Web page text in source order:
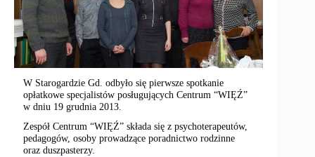
W Starogardzie Gd. odbyło się pierwsze spotkanie
opłatkowe specjalistów posługujących Centrum “WIĘŹ”
w dniu 19 grudnia 2013.
Zespół Centrum “WIĘŹ” składa się z psychoterapeutów,
pedagogów, osoby prowadzące poradnictwo rodzinne
oraz duszpasterzy.